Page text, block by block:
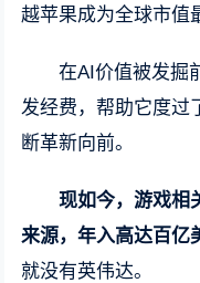
越苹果成为全球市值
在AI价值被发掘
发经费，帮助它度过
断革新向前。
现如今，游戏相
来源，年入高达百亿
就没有英伟达。